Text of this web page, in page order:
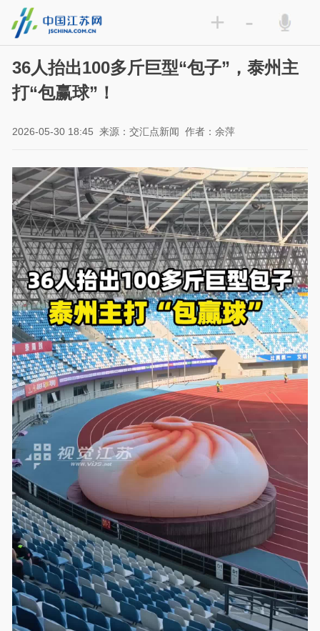
+ -
36人抬出100多斤巨型“包子”，泰州主
打“包赢球”！
2026-05-30 18:45 来源：交汇点新闻 作者：余萍